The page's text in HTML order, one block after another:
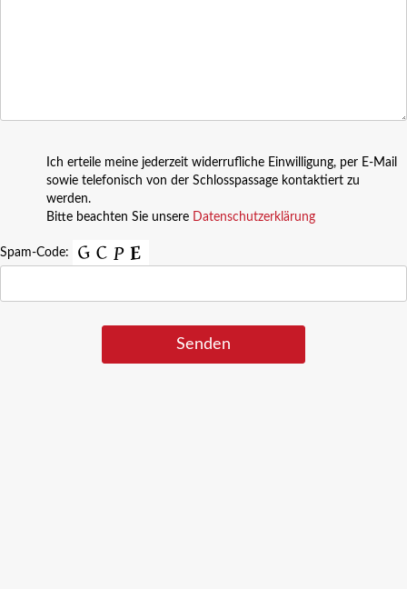
Ich erteile meine jederzeit widerrufliche Einwilligung, per E-Mail
sowie telefonisch von der Schlosspassage kontaktiert zu
werden.
Bitte beachten Sie unsere Datenschutzerklärung
Spam-Code: